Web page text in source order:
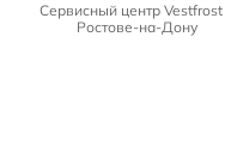
Сервисный центр Vestfrost
Ростове-на-Дону